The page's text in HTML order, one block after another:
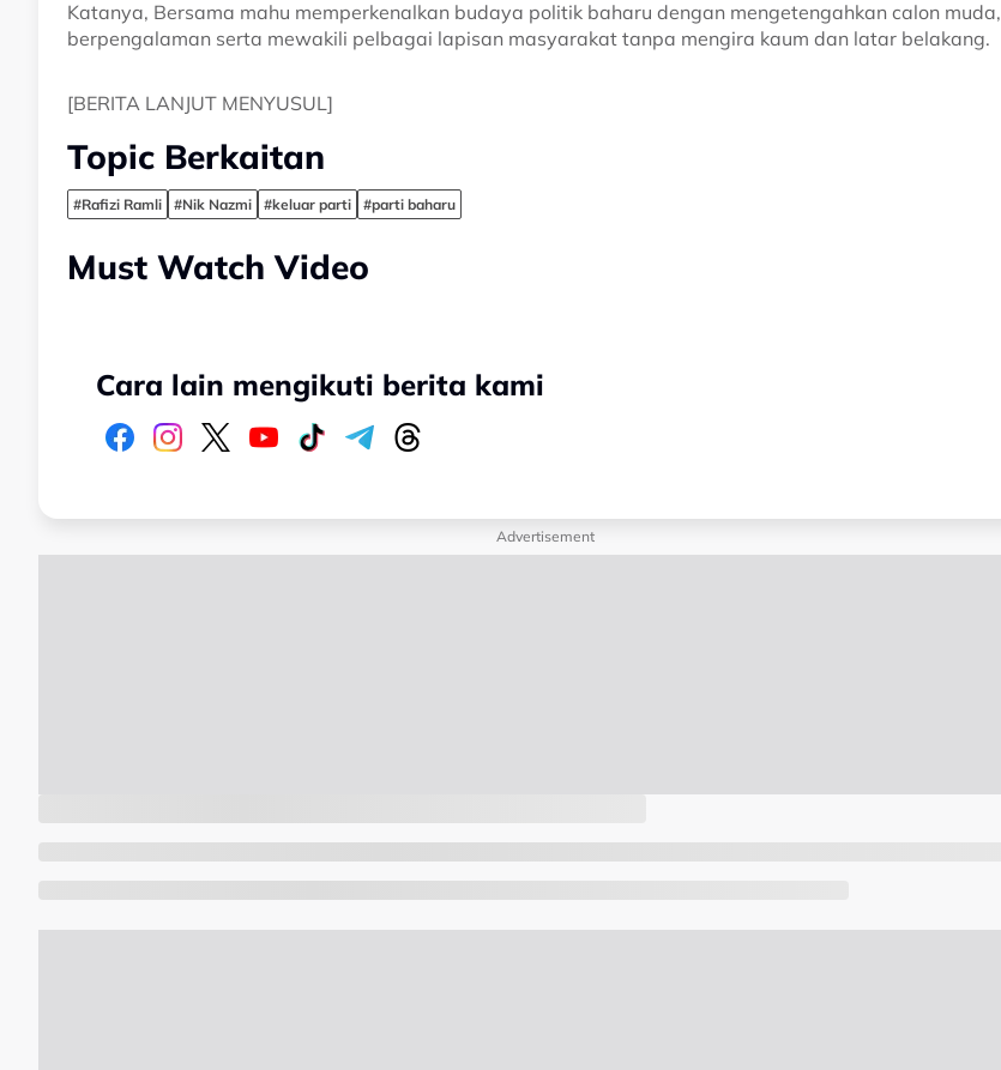
Katanya, Bersama mahu memperkenalkan budaya politik baharu dengan mengetengahkan calon muda,
berpengalaman serta mewakili pelbagai lapisan masyarakat tanpa mengira kaum dan latar belakang.
[BERITA LANJUT MENYUSUL]
Topic Berkaitan
#Rafizi Ramli #Nik Nazmi #keluar parti #parti baharu
Must Watch Video
Cara lain mengikuti berita kami
Advertisement